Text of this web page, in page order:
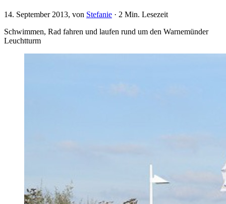
14. September 2013, von Stefanie · 2 Min. Lesezeit
Schwimmen, Rad fahren und laufen rund um den Warnemünder
Leuchtturm